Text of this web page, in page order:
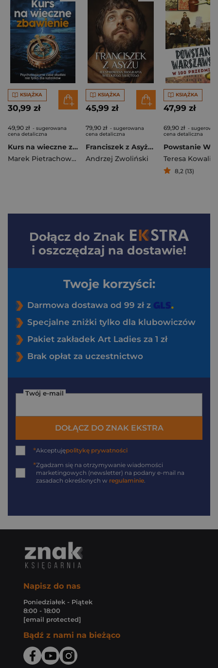
KSIĄŻKA
30,99 zł
49,90 zł - sugerowana
cena detaliczna
Kurs na wieczne zbawienie Psychologiczne case sudies nie tylko dla katolików
Marek Pietrachowicz
KSIĄŻKA
45,99 zł
79,90 zł - sugerowana
cena detaliczna
Franciszek z Asyżu. Ilustrowana biografia wielkiego świętego
Andrzej Zwoliński
KSIĄŻKA
47,99 zł
69,90 zł -
cena detaliczna
Teresa Kowalik
8,2 (13)
Dołącz do Znak
i oszczędzaj na dostawie!
Twoje korzyści:
Darmowa dostawa od 99 zł z
Specjalne zniżki tylko dla klubowiczów
Pakiet zakładek Art Ladies za 1 zł
Brak opłat za uczestnictwo
Twój e-mail
DOŁĄCZ DO ZNAK EKSTRA
*Akceptujępolitykę prywatności
*Zgadzam się na otrzymywanie wiadomości
marketingowych (newsletter) na podany e-mail na
zasadach określonych w regulaminie
Napisz do nas
Poniedziałek - Piątek
8:00 - 18:00
[email protected]
Bądź z nami na bieżąco